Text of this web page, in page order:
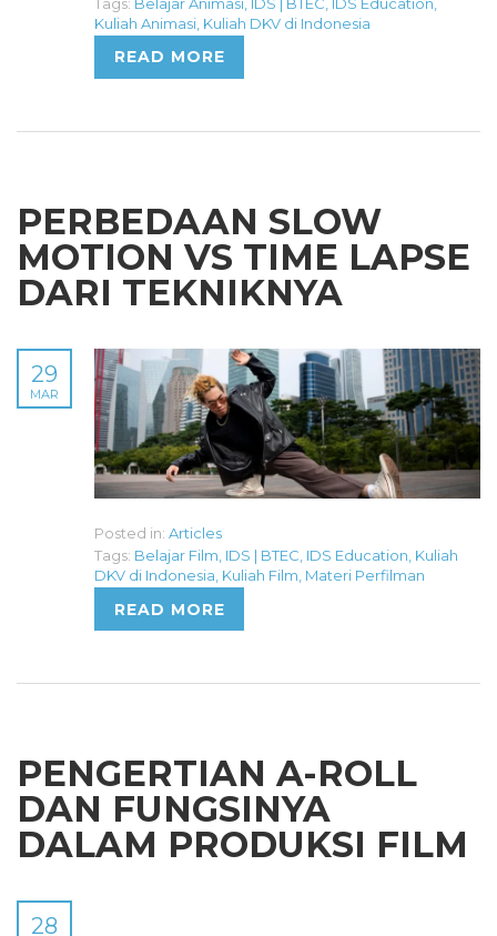
Kuliah Animasi Kuliah DKV di Indonesia
READ MORE
PERBEDAAN SLOW
MOTION VS TIME LAPSE
DARI TEKNIKNYA
29
MAR
Posted in: Articles
Tags: Belajar Film, IDS | BTEC, IDS Education, Kuliah
DKV di Indonesia, Kuliah Film, Materi Perfilman
READ MORE
PENGERTIAN A-ROLL
DAN FUNGSINYA
DALAM PRODUKSI FILM
28